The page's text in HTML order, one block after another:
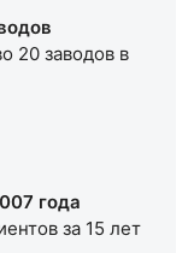
20 заводов в
года
за 15 лет